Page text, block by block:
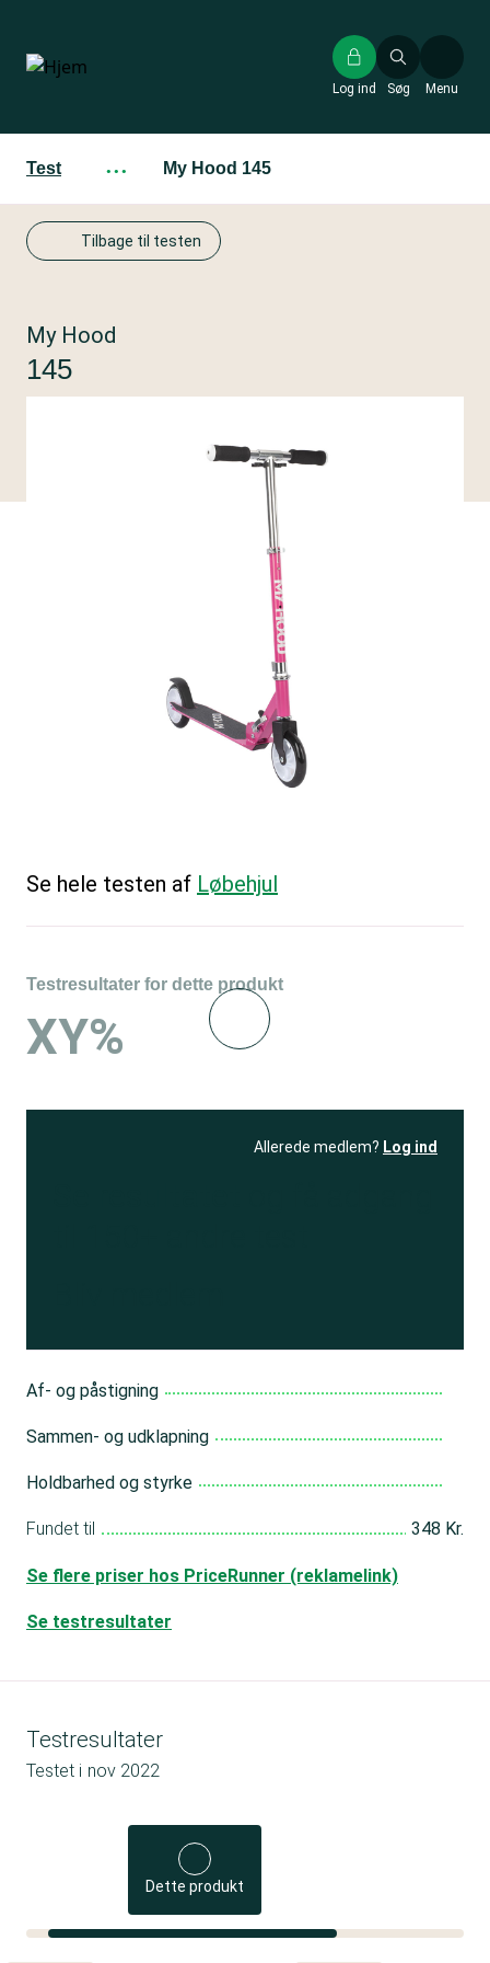
hovedindhold
Søg
Log ind Menu
Test ··· My Hood 145
Tilbage til testen
My Hood
145
Se hele testen af Løbehjul
Testresultater for dette produkt
XY%
Allerede medlem? Log ind
Af- og påstigning
Sammen- og udklapning
Holdbarhed og styrke
Fundet til 348 Kr.
Se flere priser hos PriceRunner (reklamelink)
Se testresultater
Testresultater
Testet i nov 2022
Dette produkt